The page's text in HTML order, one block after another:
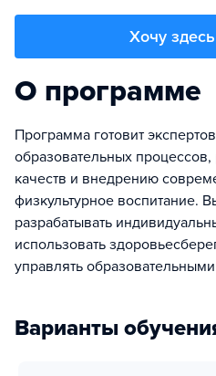
Хочу
О программе
Программа готовит
образовательных
качеств и внедрению
физкультурное воспитание.
разрабатывать
использовать
управлять
Варианты